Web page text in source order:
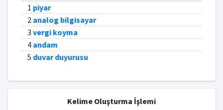
1 piyar
2 analog bilgisayar
3 vergi koyma
4 andam
5 duvar duyurusu
Kelime Oluşturma İşlemi